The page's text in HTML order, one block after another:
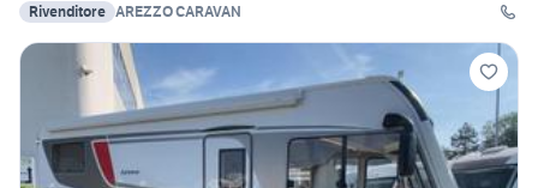
Rivenditore AREZZO CARAVAN